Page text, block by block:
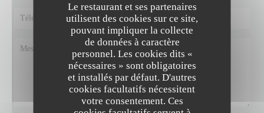
Le restaurant et ses partenaires
utilisent des cookies sur ce site,
pouvant impliquer la collecte
de données à caractère
personnel. Les cookies dits «
nécessaires » sont obligatoires
et installés par défaut. D'autres
cookies facultatifs nécessitent
votre consentement. Ces